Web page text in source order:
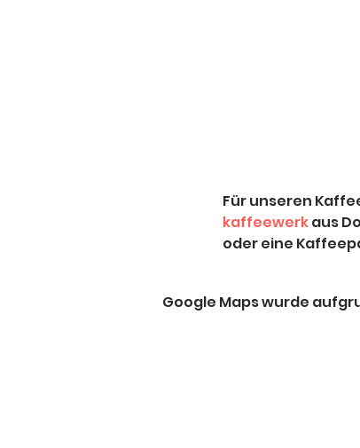
Für unseren
kaffeewerk aus
oder eine
Google Maps wurde